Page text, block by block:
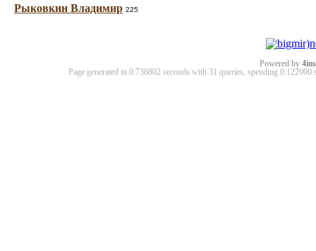
Рыковкин Владимир 225
Powered by
Page generated in 0.736802 seconds with 31 queries, spending